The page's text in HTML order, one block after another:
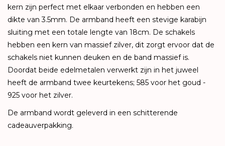
kern zijn perfect met elkaar verbonden en hebben een
dikte van 3.5mm. De armband heeft een stevige karabijn
sluiting met een totale lengte van 18cm. De schakels
hebben een kern van massief zilver, dit zorgt ervoor dat de
schakels niet kunnen deuken en de band massief is.
Doordat beide edelmetalen verwerkt zijn in het juweel
heeft de armband twee keurtekens; 585 voor het goud -
925 voor het zilver.
De armband wordt geleverd in een schitterende
cadeauverpakking.